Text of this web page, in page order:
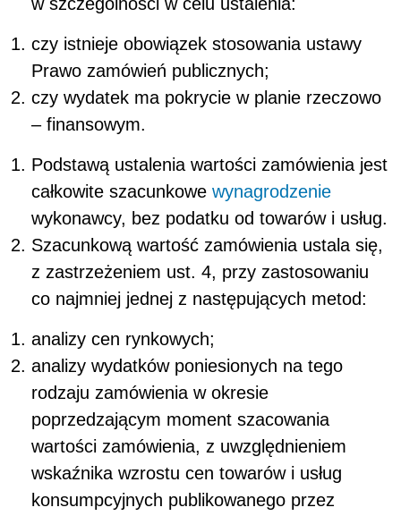
czy istnieje obowiązek stosowania ustawy
Prawo zamówień publicznych;
czy wydatek ma pokrycie w planie rzeczowo
– finansowym.
Podstawą ustalenia wartości zamówienia jest
całkowite szacunkowe wynagrodzenie
wykonawcy, bez podatku od towarów i usług.
Szacunkową wartość zamówienia ustala się,
z zastrzeżeniem ust. 4, przy zastosowaniu
co najmniej jednej z następujących metod:
analizy cen rynkowych;
analizy wydatków poniesionych na tego
rodzaju zamówienia w okresie
poprzedzającym moment szacowania
wartości zamówienia, z uwzględnieniem
wskaźnika wzrostu cen towarów i usług
konsumpcyjnych publikowanego przez